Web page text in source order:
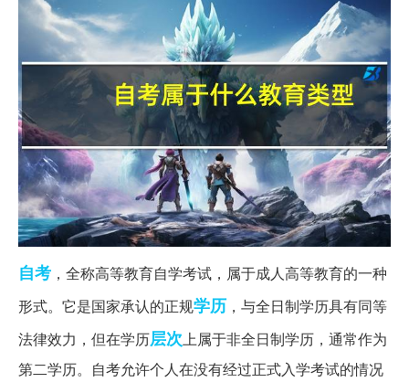
自考 ，全称高等教育自学考试，属于成人高等教育的一种
形式。它是国家承认的正规学历 ，与全日制学历具有同等
法律效力，但在学历层次上属于非全日制学历，通常作为
第二学历。自考允许个人在没有经过正式入学考试的情况